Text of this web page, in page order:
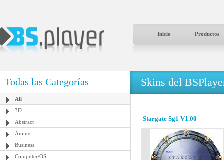
Inicio Productos
Todas las Categorías
All
3D
Abstract
Anime
Business
Computer/OS
Skins del
Stargate Sg1 V1.00